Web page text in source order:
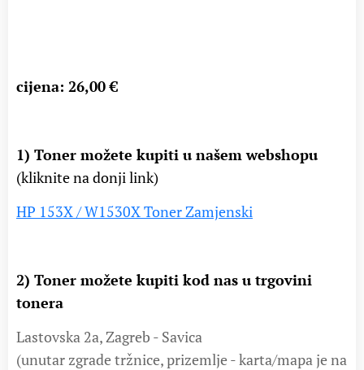
cijena: 26,00 €
1) Toner možete kupiti u našem webshopu
(kliknite na donji link)
HP 153X / W1530X Toner Zamjenski
2) Toner možete kupiti kod nas u trgovini
tonera
Lastovska 2a, Zagreb - Savica
(unutar zgrade tržnice, prizemlje - karta/mapa je na